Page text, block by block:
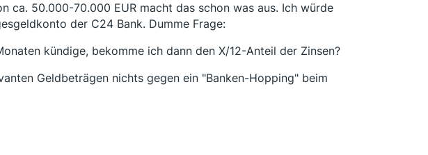
ca. 50.000-70.000 EUR macht das schon was aus. Ich würde
der C24 Bank. Dumme Frage:
kündige, bekomme ich dann den X/12-Anteil der Zinsen?
Geldbeträgen nichts gegen ein "Banken-Hopping" beim